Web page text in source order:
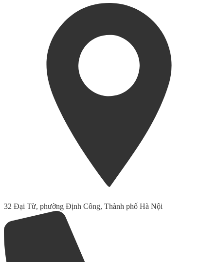
32 Đại Từ, phường Định Công, Thành phố Hà Nội